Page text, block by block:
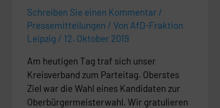
Schreiben Sie einen Kommentar /
Pressemitteilungen / Von AfD-Fraktion
Leipzig / 12. Oktober 2019
Am heutigen Tag traf sich unser
Kreisverband zum Parteitag. Oberstes
Ziel war die Wahl eines Kandidaten zur
Oberbürgermeisterwahl. Wir gratulieren